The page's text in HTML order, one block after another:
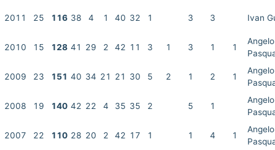
2011 25 116 38 4 1 40 32 1 3 3 Ivan
2010 15 128 41 29 2 42 11 3 1 3 1 1
2009 23 151 40 34 21 21 30 5 2 1 2 1
2008 19 140 42 22 4 35 35 2 5 1
2007 22 110 28 20 2 42 17 1 1 4 1